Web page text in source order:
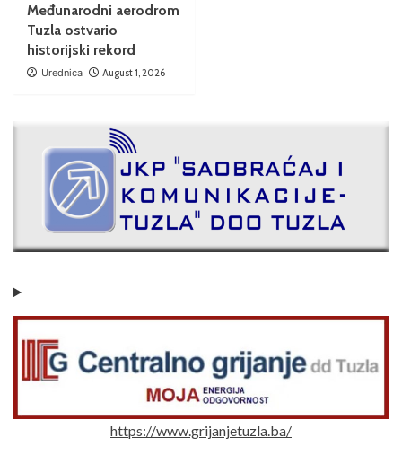
Međunarodni aerodrom
Tuzla ostvario
historijski rekord
Urednica August 1, 2026
https://www.grijanjetuzla.ba/